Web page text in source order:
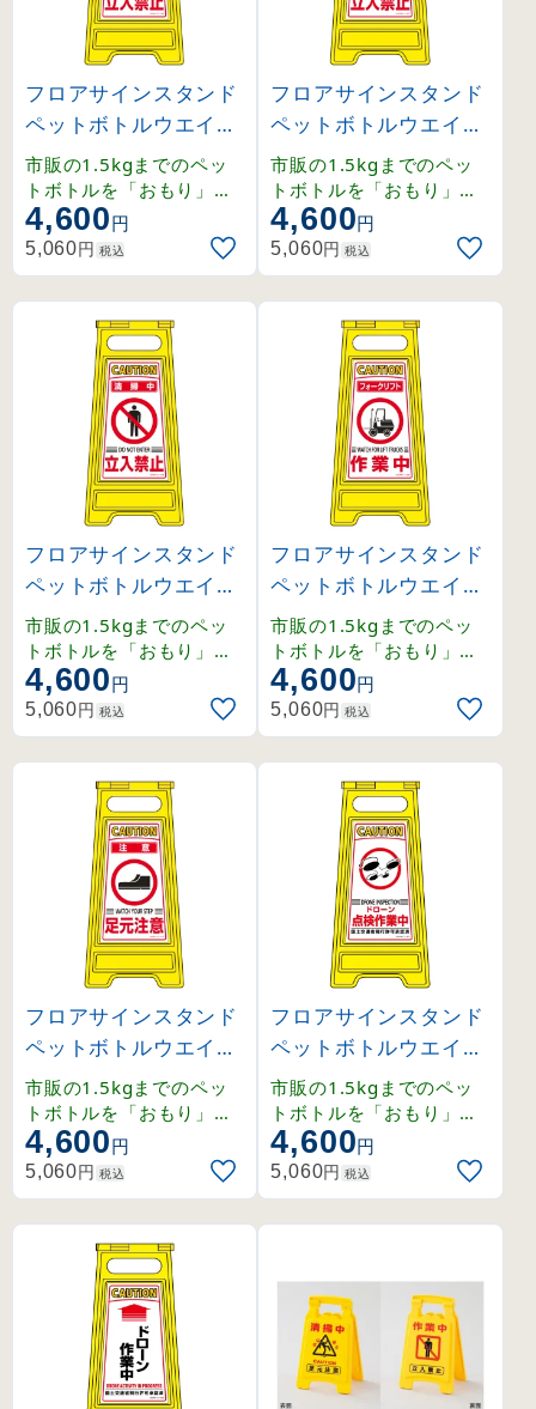
フロアサインスタンド
ペットボトルウエイト
タイプ 修理中 立入禁
止 (337206)
市販の1.5kgまでのペッ
トボトルを「おもり」と
して使用できるフロアサ
インです。
4,600円
5,060円 税込
フロアサインスタンド
ペットボトルウエイト
タイプ 点検中 立入禁
止 (337207)
市販の1.5kgまでのペッ
トボトルを「おもり」と
して使用できるフロアサ
インです。
4,600円
5,060円 税込
フロアサインスタンド
ペットボトルウエイト
タイプ 清掃中 立入禁
止 (337208)
市販の1.5kgまでのペッ
トボトルを「おもり」と
して使用できるフロアサ
インです。
4,600円
5,060円 税込
フロアサインスタンド
ペットボトルウエイト
タイプ フォークリフト
作業中 (337209)
市販の1.5kgまでのペッ
トボトルを「おもり」と
して使用できるフロアサ
インです。
4,600円
5,060円 税込
フロアサインスタンド
ペットボトルウエイト
タイプ 注意 足元注意 (
337210)
市販の1.5kgまでのペッ
トボトルを「おもり」と
して使用できるフロアサ
インです。
4,600円
5,060円 税込
フロアサインスタンド
ペットボトルウエイト
タイプ ドローン点検作
業中 (337251)
市販の1.5kgまでのペッ
トボトルを「おもり」と
して使用できるフロアサ
インです。
4,600円
5,060円 税込